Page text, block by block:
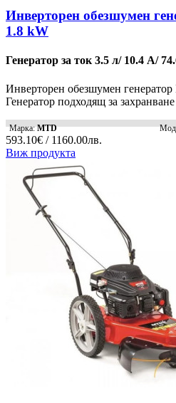
Инверторен обезшумен
1.8 kW
Генератор за ток 3.5 л/ 10.4 А/
Инверторен обезшумен
Генератор подходящ за
Марка:MTD
593.10€ / 1160.00лв.
Виж продукта